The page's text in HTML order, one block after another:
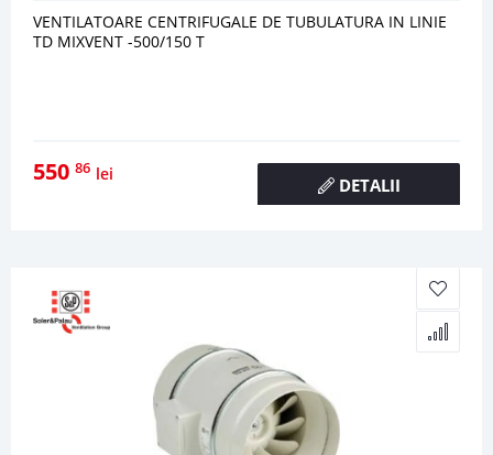
VENTILATOARE CENTRIFUGALE DE TUBULATURA IN LINIE
TD MIXVENT -500/150 T
550 86 lei
DETALII